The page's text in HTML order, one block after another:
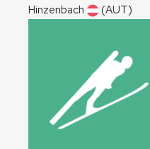
Hinzenbach
(AUT)